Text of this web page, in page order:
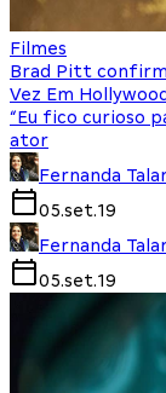
Filmes
Brad Pitt
Vez Em Hollywood
“Eu fico curioso
ator
Fernanda
05.set.19
Fernanda
05.set.19